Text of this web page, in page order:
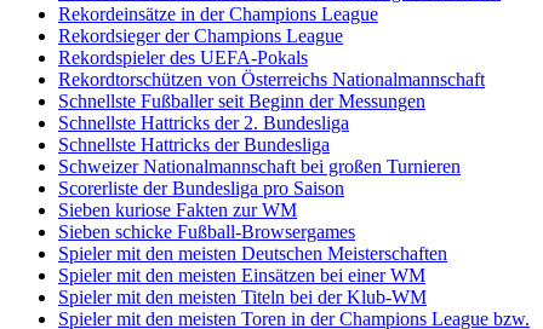
Rekordeinsätze in der Champions League
Rekordsieger der Champions League
Rekordspieler des UEFA-Pokals
Rekordtorschützen von Österreichs Nationalmannschaft
Schnellste Fußballer seit Beginn der Messungen
Schnellste Hattricks der 2. Bundesliga
Schnellste Hattricks der Bundesliga
Schweizer Nationalmannschaft bei großen Turnieren
Scorerliste der Bundesliga pro Saison
Sieben kuriose Fakten zur WM
Sieben schicke Fußball-Browsergames
Spieler mit den meisten Deutschen Meisterschaften
Spieler mit den meisten Einsätzen bei einer WM
Spieler mit den meisten Titeln bei der Klub-WM
Spieler mit den meisten Toren in der Champions League bzw.